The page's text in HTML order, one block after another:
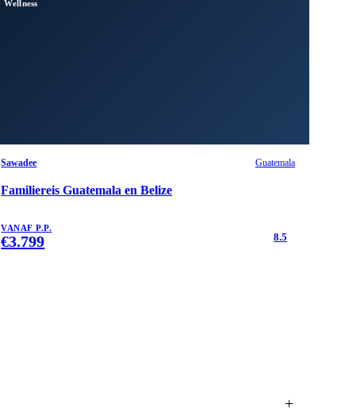
Wellness
Sawadee Guatemala
Familiereis Guatemala en Belize
VANAF P.P.
€3.799 8.5
+